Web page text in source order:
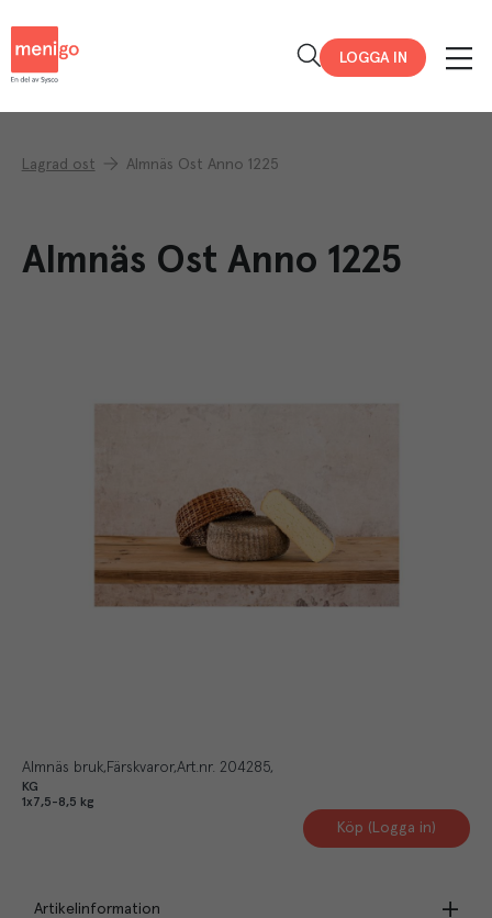
LOGGA IN
Lagrad ost Almnäs Ost Anno 1225
Almnäs Ost Anno 1225
Almnäs bruk Färskvaror Art.nr. 204285
KG
1x7,5-8,5 kg
Köp (Logga in)
Artikelinformation